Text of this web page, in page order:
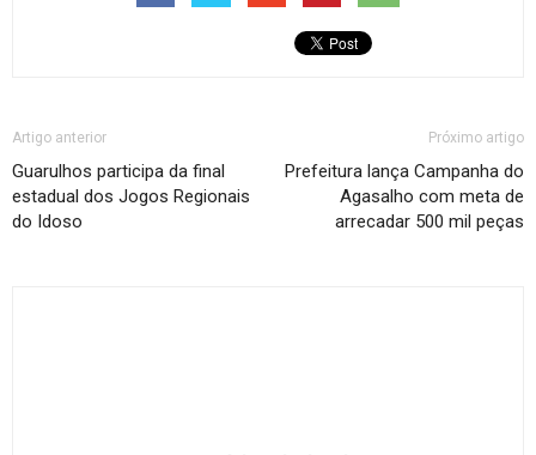
Artigo anterior
Guarulhos participa da final
estadual dos Jogos Regionais
do Idoso
Próximo artigo
Prefeitura lança Campanha do
Agasalho com meta de
arrecadar 500 mil peças